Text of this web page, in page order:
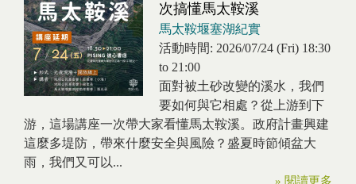
次搞懂馬太鞍溪
馬太鞍堰塞湖紀實
活動時間: 2026/07/24 (Fri) 18:30
to 21:00
面對被土砂改變的溪水，我們
要如何與它相處？從上游到下
游，這場講座一次帶大家看懂馬太鞍溪。政府計畫興建
這麼多堤防，帶來什麼安全與風險？盛夏時節傾盆大
雨，我們又可以...
» 閱讀更多